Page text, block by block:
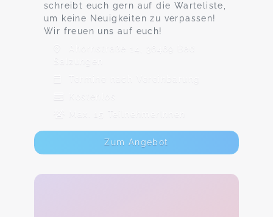
schreibt euch gern auf die Warteliste,
um keine Neuigkeiten zu verpassen!
Wir freuen uns auf euch!
Ahornstraße 14, 36469 Bad
Salzungen
Termine nach Vereinbarung
Max. 15 TeilnehmerInnen
Zum Angebot